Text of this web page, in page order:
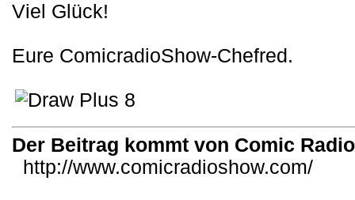
Viel Glück!
Eure ComicradioShow-Chefred.
Der Beitrag kommt von Comic
http://www.comicradioshow.com/